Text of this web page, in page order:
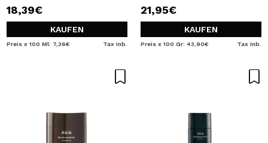
18,39€
KAUFEN
Preis x 100 Ml: 7,36€ Tax Inb.
21,95€
KAUFEN
Preis x 100 Gr: 43,90€ Tax Inb.